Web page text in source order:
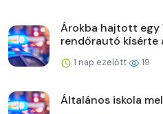
Árokba hajtott egy
rendőrautó kísérte
1 nap ezelőtt 19
Általános iskola